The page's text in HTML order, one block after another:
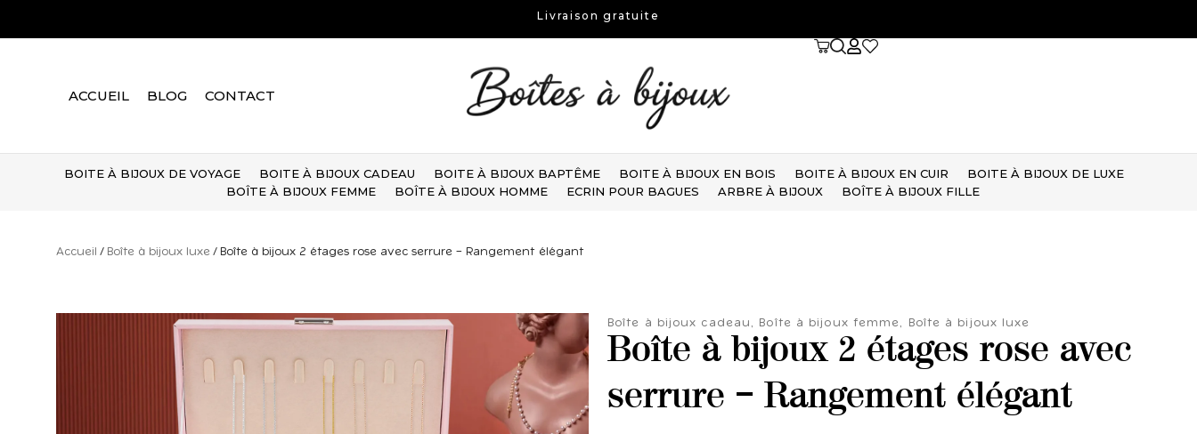
Livraison gratuite
ACCUEIL BLOG CONTACT
BOITE À BIJOUX DE VOYAGE BOITE À BIJOUX CADEAU BOITE À BIJOUX BAPTÊME BOITE À BIJOUX EN BOIS BOITE À BIJOUX EN CUIR
BOITE À BIJOUX DE LUXE
BOÎTE À BIJOUX FEMME
BOÎTE À BIJOUX HOMME ECRIN POUR BAGUES ARBRE À BIJOUX BOÎTE À BIJOUX FILLE
Accueil / Boîte à bijoux luxe / Boîte à bijoux 2 étages rose avec serrure – Rangement élégant
Boîte à bijoux cadeau , Boîte à bijoux femme , Boîte à bijoux luxe
Boîte à bijoux 2 étages rose avec
serrure – Rangement élégant